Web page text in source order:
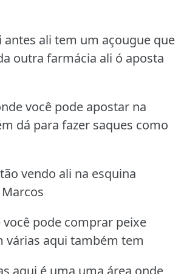
antes ali tem um açougue que
outra farmácia ali ó aposta
você pode apostar na
dá para fazer saques como
vendo ali na esquina
pode comprar peixe
várias aqui também tem
aqui é uma uma área onde